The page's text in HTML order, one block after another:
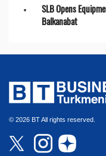
SLB Opens
Balkanabat
© 2026 BT All rights reserved.